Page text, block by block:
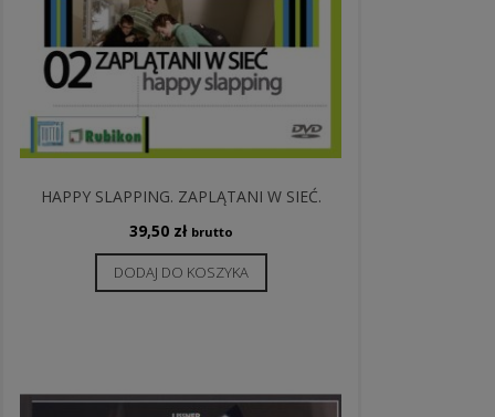
HAPPY SLAPPING. ZAPLĄTANI W SIEĆ.
39,50 zł brutto
DODAJ DO KOSZYKA